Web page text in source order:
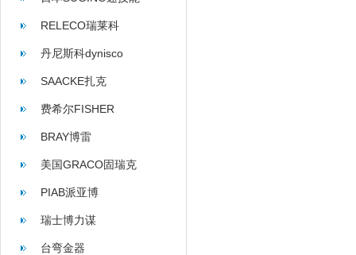
RELECO瑞莱科
丹尼斯科dynisco
SAACKE扎克
费希尔FISHER
BRAY博雷
美国GRACO固瑞克
PIAB派亚博
瑞士博力谋
台弯金器